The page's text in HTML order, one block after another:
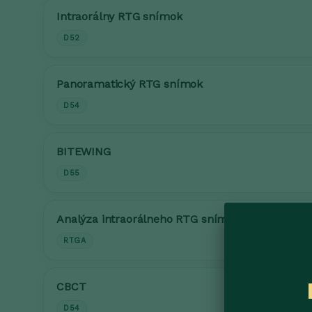
Intraorálny RTG snímok
D52
Panoramatický RTG snímok
D54
BITEWING
D55
Analýza intraorálneho RTG snímku
RTGA
CBCT
D54